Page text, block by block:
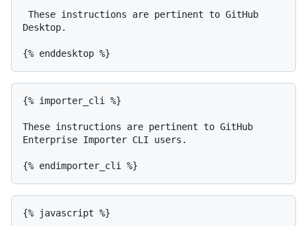
Desktop.
{% importer_cli %}
These instructions are pertinent to GitHub
Enterprise Importer CLI users.
{% javascript %}